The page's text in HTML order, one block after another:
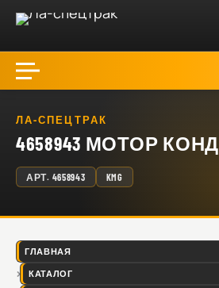
ЛА-СПЕЦТРАК
4658943 МОТОР
АРТ. 4658943 KMG
ГЛАВНАЯ
КАТАЛОГ